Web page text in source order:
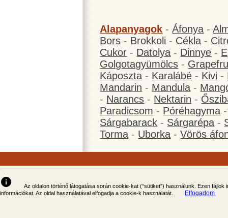
Alapanyagok -Áfonya -
Bors - Brokkoli - Cékla -
Cukor - Datolya - Dinnye -
Golgotagyümölcs -
Káposzta - Karalábé - Kivi -
Mandarin - Mandula -
- Narancs - Nektarin -
Paradicsom - Póréhagyma
Sárgabarack - Sárgarépa -
Torma - Uborka -Vörös
info
Az oldalon történő látogatása során cookie-kat (“sütiket”) használunk. Ezen
információkat. Az oldal használatával elfogadja a cookie-k használatát.
Elfogadom